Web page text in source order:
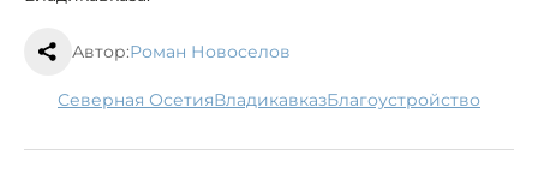
Автор:Роман Новоселов
Северная Осетия Владикавказ благоустройство